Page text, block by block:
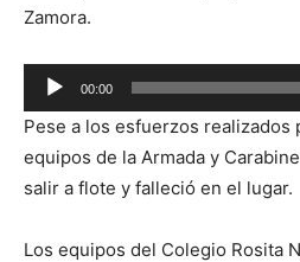
Zamora.
Reproductor
de
audio
00:00
Pese a los esfuerzos realizados
equipos de la Armada y
salir a flote y falleció en el lugar.
Los equipos del Colegio Rosita